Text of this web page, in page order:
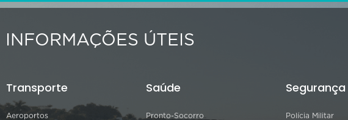
INFORMAÇÕES ÚTEIS
Transporte
Aeroportos
Saúde
Pronto-Socorro
Segurança
Polícia Militar